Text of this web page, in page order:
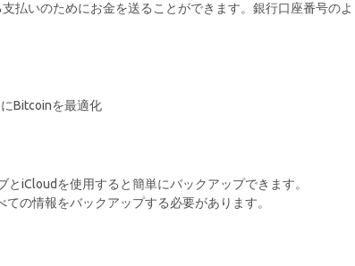
払いのためにお金を送ることができます。銀行口座番号の
Bitcoinを最適化
iCloudを使用すると簡単にバックアップできます。
の情報をバックアップする必要があります。